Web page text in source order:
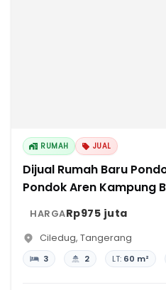
RUMAH JUAL
Dijual Rumah Baru
Pondok Aren Kampung
HARGARp975 juta
Ciledug, Tangerang
3 2 LT: 60 m²